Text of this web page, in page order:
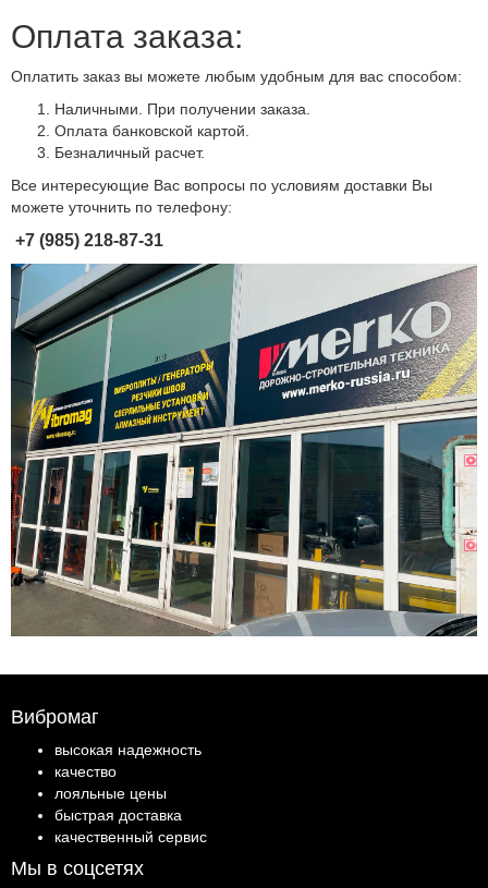
Оплата заказа:
Оплатить заказ вы можете любым удобным для вас способом:
Наличными. При получении заказа.
Оплата банковской картой.
Безналичный расчет.
Все интересующие Вас вопросы по условиям доставки Вы
можете уточнить по телефону:
+7 (985) 218-87-31
Вибромаг
высокая надежность
качество
лояльные цены
быстрая доставка
качественный сервис
Мы в соцсетях